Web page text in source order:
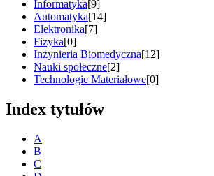
Informatyka[9]
Automatyka[14]
Elektronika[7]
Fizyka[0]
Inżynieria Biomedyczna[12]
Nauki społeczne[2]
Technologie Materiałowe[0]
Index tytułów
A
B
C